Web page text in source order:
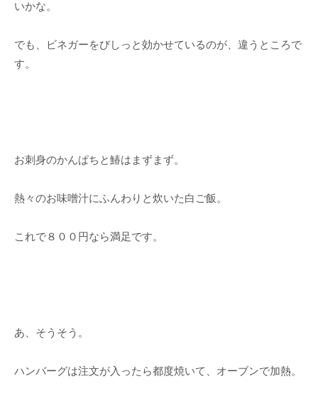
いかな。
でも、ビネガーをびしっと効かせているのが、違うところで
す。
お刺身のかんぱちと鰆はまずまず。
熱々のお味噌汁にふんわりと炊いた白ご飯。
これで８００円なら満足です。
あ、そうそう。
ハンバーグは注文が入ったら都度焼いて、オーブンで加熱。